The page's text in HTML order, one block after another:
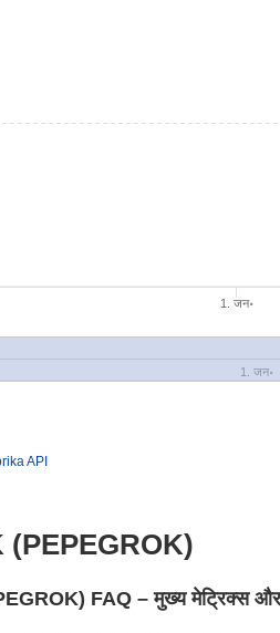
1. जन॰
1. जन॰
API
(PEPEGROK)
FAQ – मुख्य मेट्रिक्स और